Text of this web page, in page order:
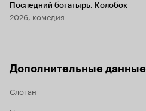
Последний богатырь. Колобок
2026, комедия
Дополнительные данные
Слоган